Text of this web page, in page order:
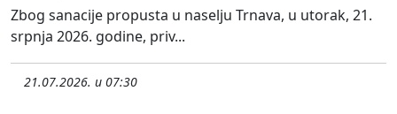
Zbog sanacije propusta u naselju Trnava, u utorak, 21.
srpnja 2026. godine, priv...
21.07.2026. u 07:30